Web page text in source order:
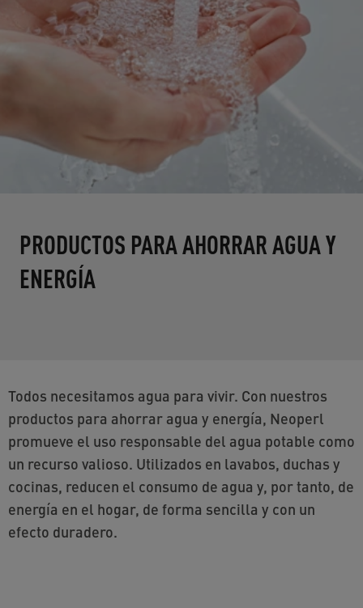
PRODUCTOS PARA AHORRAR AGUA Y
ENERGÍA
Todos necesitamos agua para vivir. Con nuestros
productos para ahorrar agua y energía, Neoperl
promueve el uso responsable del agua potable como
un recurso valioso. Utilizados en lavabos, duchas y
cocinas, reducen el consumo de agua y, por tanto, de
energía en el hogar, de forma sencilla y con un
efecto duradero.